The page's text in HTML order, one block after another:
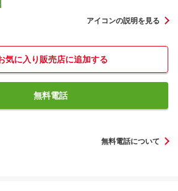
アイコンの説明を見る
気に入り販売店に追加する
無料電話
無料電話について